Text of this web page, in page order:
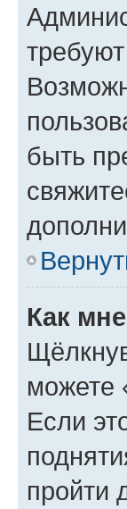
быть
Как
можете
Если
пройти